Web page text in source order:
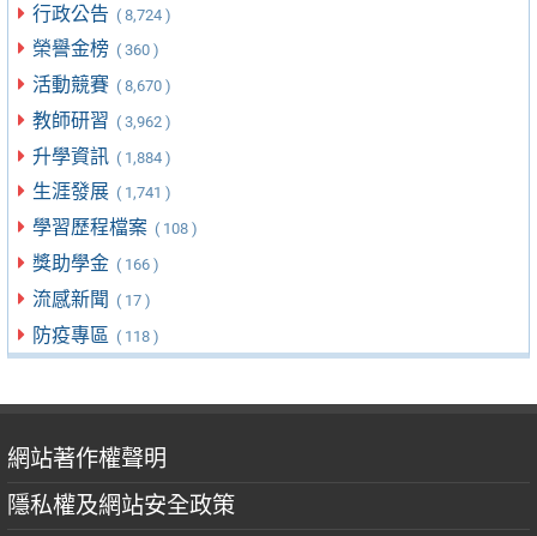
行政公告 ( 8,724 )
榮譽金榜 ( 360 )
活動競賽 ( 8,670 )
教師研習 ( 3,962 )
升學資訊 ( 1,884 )
生涯發展 ( 1,741 )
學習歷程檔案 ( 108 )
獎助學金 ( 166 )
流感新聞 ( 17 )
防疫專區 ( 118 )
網站著作權聲明
隱私權及網站安全政策